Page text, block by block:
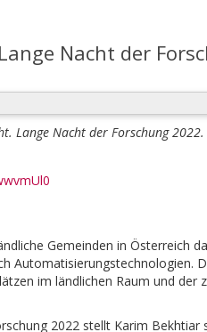
Nacht der
Lange Nacht der Forschung 2022.
Gemeinden in Österreich
Automatisierungstechnologien.
im ländlichen Raum und der
2022 stellt Karim